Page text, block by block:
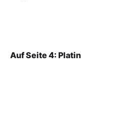
Auf Seite 4: Platin